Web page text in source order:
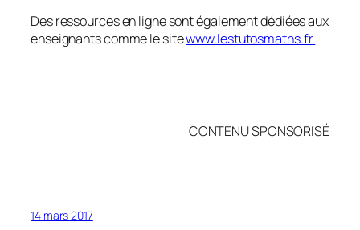
Des ressources en ligne sont également dédiées aux
enseignants comme le sitewww.lestutosmaths.fr.
CONTENU SPONSORISÉ
14 mars 2017